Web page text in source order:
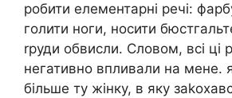
робити елементарні речі:
голити ноги, носити
rруди обвисли. Словом, всі ці
негативно впливали на мене.
більше ту жінку, в яку